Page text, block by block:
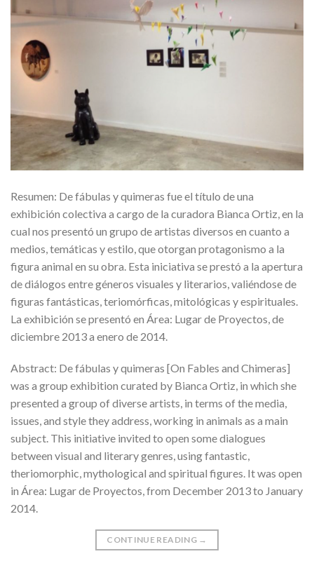
Resumen: De fábulas y quimeras fue el título de una
exhibición colectiva a cargo de la curadora Bianca Ortiz, en la
cual nos presentó un grupo de artistas diversos en cuanto a
medios, temáticas y estilo, que otorgan protagonismo a la
figura animal en su obra. Esta iniciativa se prestó a la apertura
de diálogos entre géneros visuales y literarios, valiéndose de
figuras fantásticas, teriomórficas, mitológicas y espirituales.
La exhibición se presentó en Área: Lugar de Proyectos, de
diciembre 2013 a enero de 2014.
Abstract: De fábulas y quimeras [On Fables and Chimeras]
was a group exhibition curated by Bianca Ortiz, in which she
presented a group of diverse artists, in terms of the media,
issues, and style they address, working in animals as a main
subject. This initiative invited to open some dialogues
between visual and literary genres, using fantastic,
theriomorphic, mythological and spiritual figures. It was open
in Área: Lugar de Proyectos, from December 2013 to January
2014.
CONTINUE READING →